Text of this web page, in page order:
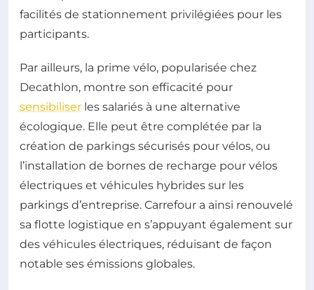
facilités de stationnement privilégiées pour les
participants.
Par ailleurs, la prime vélo, popularisée chez
Decathlon, montre son efficacité pour
sensibiliser les salariés à une alternative
écologique. Elle peut être complétée par la
création de parkings sécurisés pour vélos, ou
l’installation de bornes de recharge pour vélos
électriques et véhicules hybrides sur les
parkings d’entreprise. Carrefour a ainsi renouvelé
sa flotte logistique en s’appuyant également sur
des véhicules électriques, réduisant de façon
notable ses émissions globales.